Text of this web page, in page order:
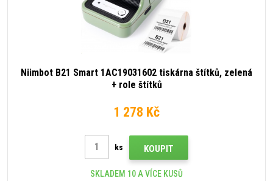
Niimbot B21 Smart 1AC19031602 tiskárna štítků, zelená
+ role štítků
1 278 Kč
ks KOUPIT
SKLADEM 10 A VÍCE KUSŮ